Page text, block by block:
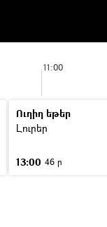
11:00
Ուղիղ եթեր
Լուրեր
13:00 46 ր